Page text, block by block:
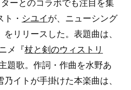
ーとのコラボでも注目を集
・ シユイが、ニューシング
リリースした。表題曲は、
メ『杖と剣のウィストリ
題歌。作詞・作曲を水野あ
イトが手掛けた本楽曲は、